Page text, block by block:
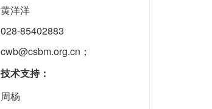
黄洋洋
028-85402883
cwb@csbm.org.cn；
技术支持：
周杨